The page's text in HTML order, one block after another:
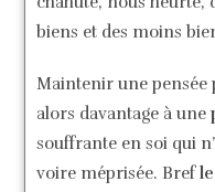
biens et des moins
Maintenir une pensée
alors davantage à une
souffrante en soi qui
voire méprisée. Bref